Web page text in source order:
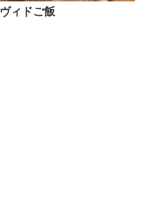
ヴィドご飯